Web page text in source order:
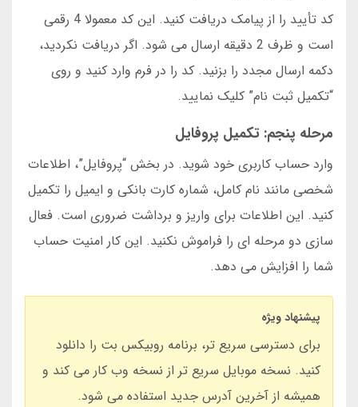
کد تأیید را از پیامک دریافت کنید. این کد معمولا 4 رقمی
است و ظرف 2 دقیقه ارسال می شود. اگر دریافت نکردید،
دکمه ارسال مجدد را بزنید. کد را در فرم وارد کنید و روی
“تکمیل ثبت نام” کلیک نمایید.
مرحله پنجم: تکمیل پروفایل
وارد حساب کاربری خود شوید. در بخش “پروفایل”، اطلاعات
شخصی مانند نام کامل، شماره کارت بانکی و ایمیل را تکمیل
کنید. این اطلاعات برای واریز و برداشت ضروری است. فعال
سازی دو مرحله ای را فراموش نکنید. این کار امنیت حساب
شما را افزایش می دهد.
پیشنهاد ویژه
برای دسترسی سریع تر، برنامه روبیکس بت را دانلود
کنید. نسخه موبایل سریع تر از نسخه وب کار می کند و
همیشه از آخرین آدرس جدید استفاده می شود.